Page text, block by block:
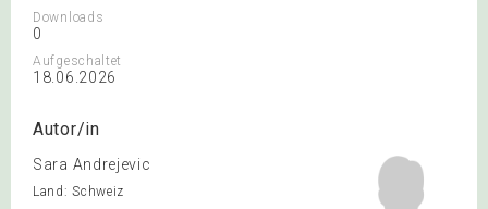
Downloads
0
Aufgeschaltet
18.06.2026
Autor/in
Sara Andrejevic
Land: Schweiz